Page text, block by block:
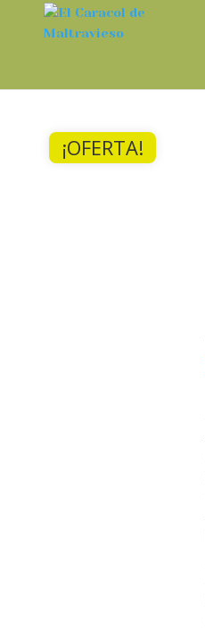
¡OFERTA!